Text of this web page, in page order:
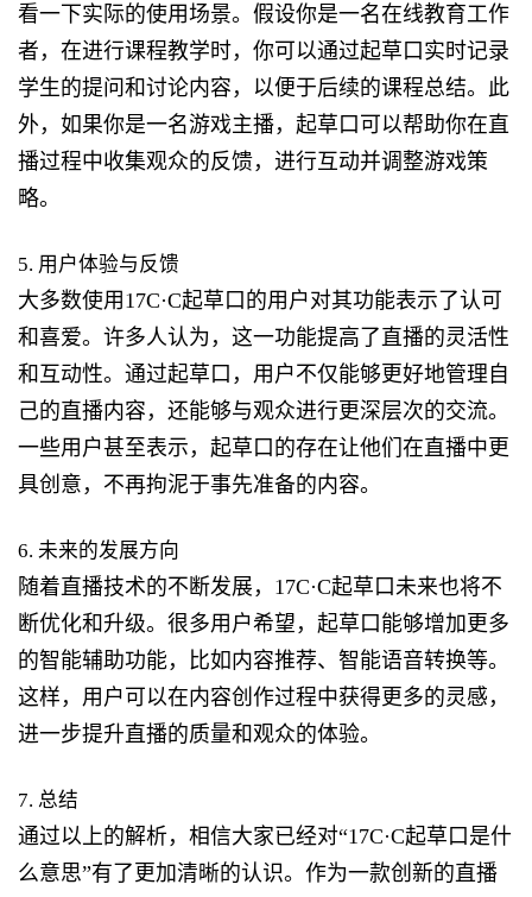
看一下实际的使用场景。假设你是一名在线教育工作
者，在进行课程教学时，你可以通过起草口实时记录
学生的提问和讨论内容，以便于后续的课程总结。此
外，如果你是一名游戏主播，起草口可以帮助你在直
播过程中收集观众的反馈，进行互动并调整游戏策
略。
5. 用户体验与反馈
大多数使用17C·C起草口的用户对其功能表示了认可
和喜爱。许多人认为，这一功能提高了直播的灵活性
和互动性。通过起草口，用户不仅能够更好地管理自
己的直播内容，还能够与观众进行更深层次的交流。
一些用户甚至表示，起草口的存在让他们在直播中更
具创意，不再拘泥于事先准备的内容。
6. 未来的发展方向
随着直播技术的不断发展，17C·C起草口未来也将不
断优化和升级。很多用户希望，起草口能够增加更多
的智能辅助功能，比如内容推荐、智能语音转换等。
这样，用户可以在内容创作过程中获得更多的灵感，
进一步提升直播的质量和观众的体验。
7. 总结
通过以上的解析，相信大家已经对“17C·C起草口是什
么意思”有了更加清晰的认识。作为一款创新的直播